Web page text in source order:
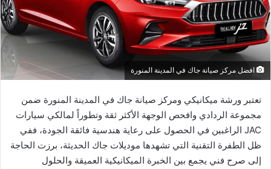
افضل مركز صيانة جاك في المدينة المنورة
تعتبر ورشة ميكانيكي ومركز صيانة جاك في المدينة المنورة ضمن
مجموعة الردادي وافحص الوجهة الأكثر ثقة وتطوراً لمالكي سيارات
JAC الراغبين في الحصول على رعاية هندسية فائقة الجودة، ففي
ظل الطفرة التقنية التي تشهدها موديلات جاك الحديثة، برزت الحاجة
إلى صرح فني يجمع بين الخبرة الميكانيكية العميقة والحلول